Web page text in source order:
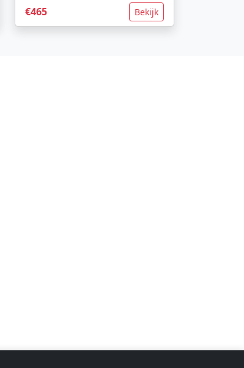
€465 Bekijk